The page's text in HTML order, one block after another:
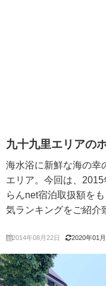
九十九里エリアの
海水浴に新鮮な海の幸
エリア。今回は、
らんnet宿泊取扱額を
気ランキングをご紹介
2014年08月22日 2020年01